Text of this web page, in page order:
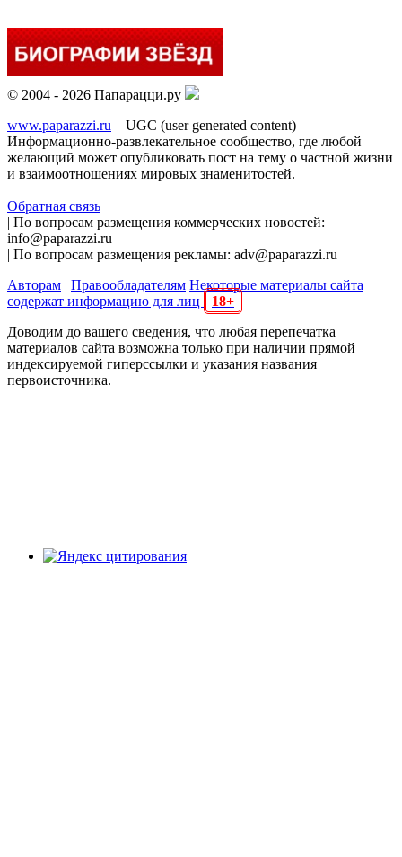
© 2004 - 2026 Папарацци.ру
www.paparazzi.ru – UGC (user generated content)
Информационно-развлекательное сообщество, где любой
желающий может опубликовать пост на тему о частной жизни
и взаимоотношениях мировых знаменитостей.
Обратная связь
| По вопросам размещения коммерческих новостей:
info@paparazzi.ru
| По вопросам размещения рекламы: adv@paparazzi.ru
Авторам | Правообладателям Некоторые материалы сайта
содержат информацию для лиц
18+
Доводим до вашего сведения, что любая перепечатка
материалов сайта возможна только при наличии прямой
индексируемой гиперссылки и указания названия
первоисточника.